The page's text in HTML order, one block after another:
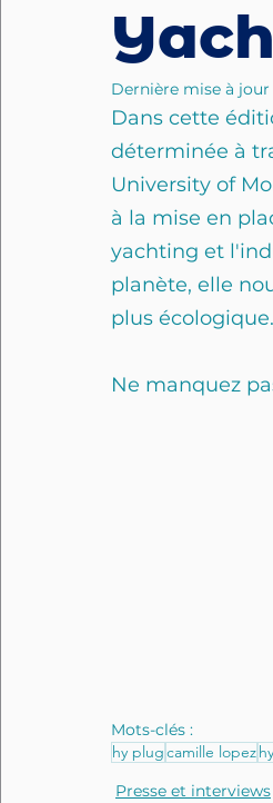
Dernière mise à jour
Dans cette
déterminée à
University of
à la mise en
yachting et
planète, elle
plus écologique.
Ne manquez
Mots-clés :
hy plugcamille lopez
Presse et interviews